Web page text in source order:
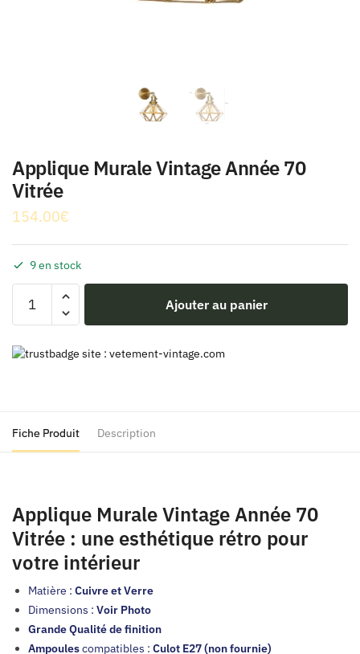
Applique Murale Vintage Année 70
Vitrée
154.00€
9 en stock
Applique
Murale
Vitrée
Ajouter au panier
Fiche Produit Description
Applique Murale Vintage Année 70
Vitrée : une esthétique rétro pour
votre intérieur
Matière : Cuivre et Verre
Dimensions : Voir Photo
Grande Qualité de finition
Ampoulescompatibles : Culot E27 (non fournie)